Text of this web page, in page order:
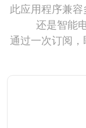
此应用程序兼
还是智能
通过一次订阅